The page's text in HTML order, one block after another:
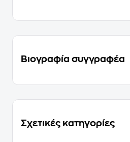
Βιογραφία συγγραφέα
Σχετικές κατηγορίες